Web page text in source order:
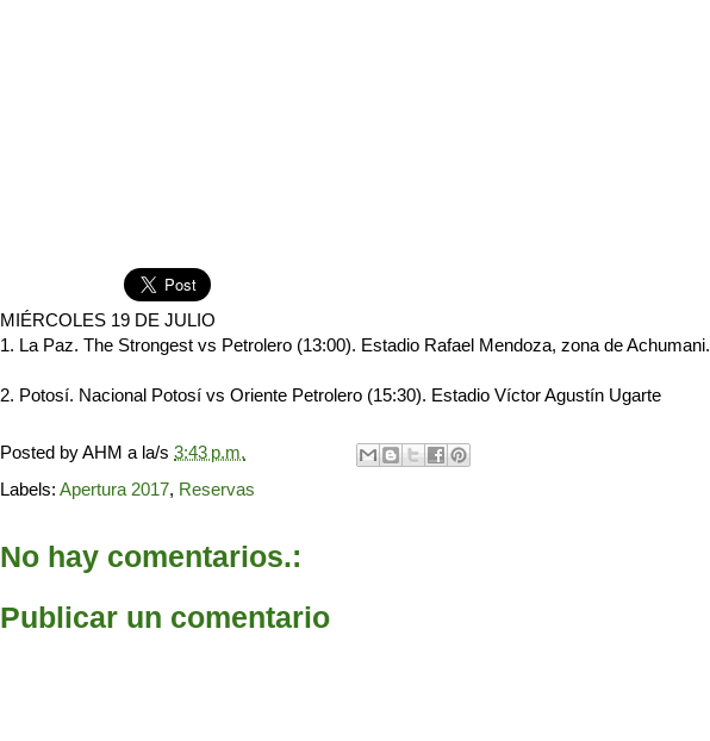
MIÉRCOLES 19 DE JULIO
1. La Paz. The Strongest vs Petrolero (13:00). Estadio Rafael Mendoza, zona de Achumani.
2. Potosí. Nacional Potosí vs Oriente Petrolero (15:30). Estadio Víctor Agustín Ugarte
Posted byAHM a la/s 3:43 p.m.
Labels: Apertura 2017, Reservas
No hay comentarios.:
Publicar un comentario